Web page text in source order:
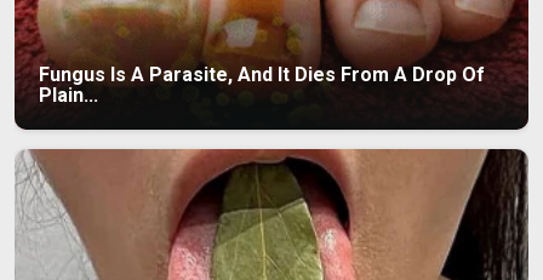
Fungus Is A Parasite, And It Dies From A Drop Of
Plain...